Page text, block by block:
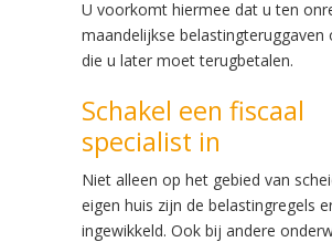
U voorkomt hiermee dat u ten
maandelijkse belastingteruggaven
die u later moet terugbetalen.
Schakel een fiscaal
specialist in
Niet alleen op het gebied van
eigen huis zijn de belastingregels
ingewikkeld. Ook bij andere